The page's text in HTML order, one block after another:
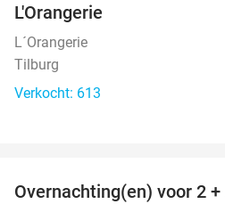
L'Orangerie
L´Orangerie
Tilburg
Verkocht: 613
Overnachting(en) voor 2